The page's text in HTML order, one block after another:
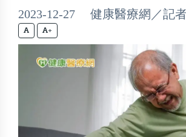
2023-12-27 健康醫療網／記
+